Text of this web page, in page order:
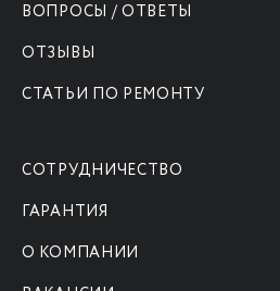
ВОПРОСЫ / ОТВЕТЫ
ОТЗЫВЫ
СТАТЬИ ПО РЕМОНТУ
СОТРУДНИЧЕСТВО
ГАРАНТИЯ
О КОМПАНИИ